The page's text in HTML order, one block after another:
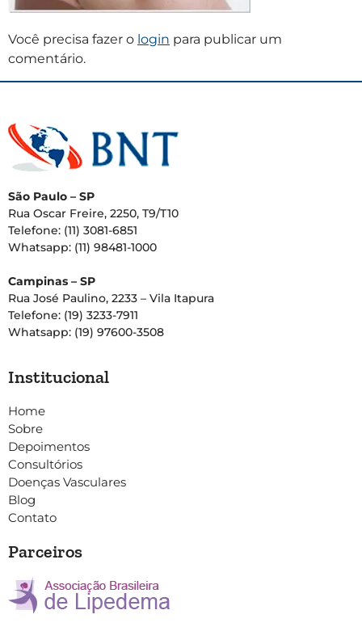
Você precisa fazer o login para publicar um
comentário.
São Paulo – SP
Rua Oscar Freire, 2250, T9/T10
Telefone: (11) 3081-6851
Whatsapp: (11) 98481-1000
Campinas – SP
Rua José Paulino, 2233 – Vila Itapura
Telefone: (19) 3233-7911
Whatsapp: (19) 97600-3508
Institucional
Home
Sobre
Depoimentos
Consultórios
Doenças Vasculares
Blog
Contato
Parceiros